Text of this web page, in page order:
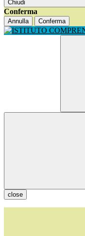
Chiudi
Conferma
Annulla Conferma
close